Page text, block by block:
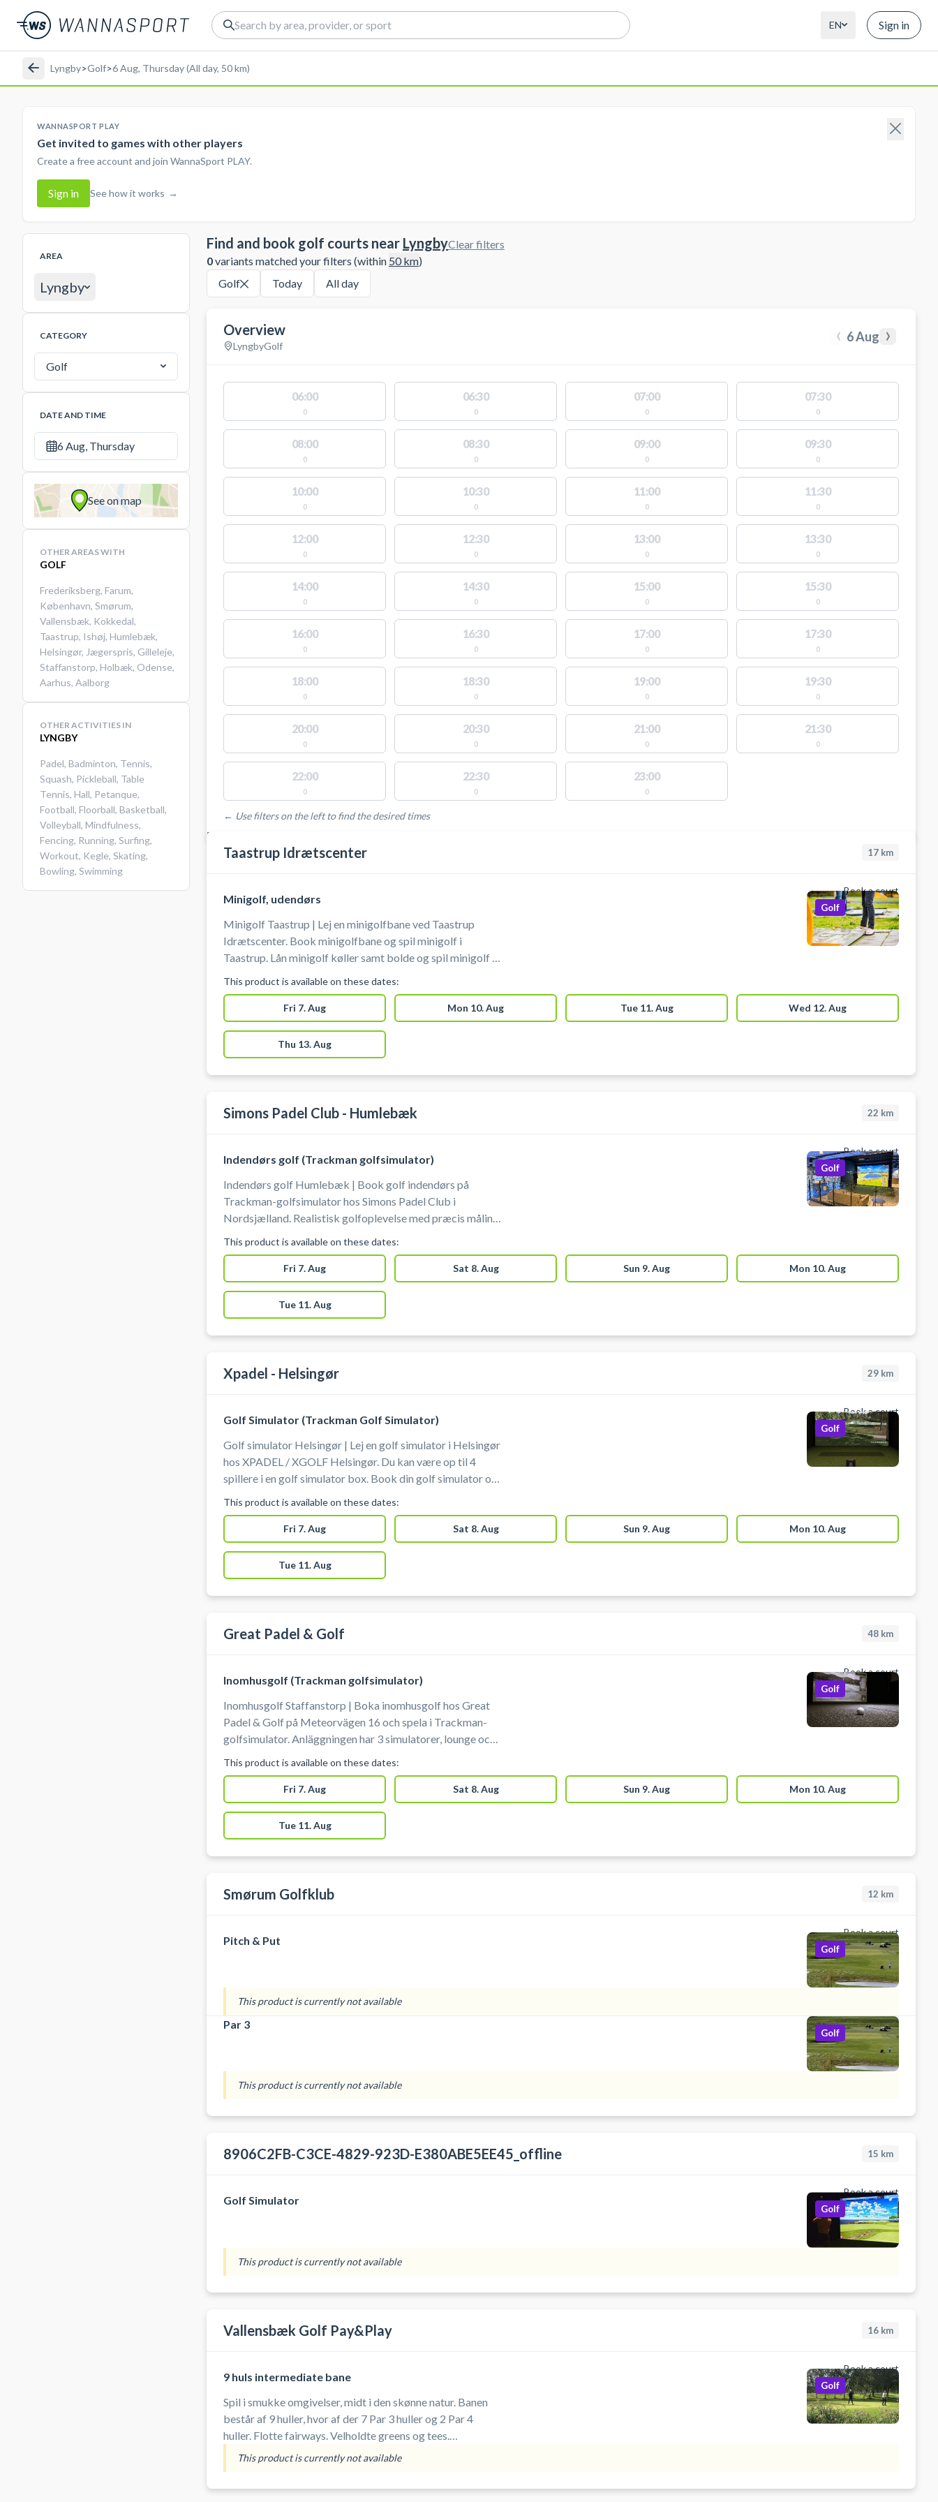
EN Sign in
Lyngby>Golf>6 Aug, Thursday (All day, 50 km)
WANNASPORT PLAY
Get invited to games with other players
Create a free account and join WannaSport PLAY.
Sign in See how it works →
AREA
Lyngby
CATEGORY
Golf
DATE AND TIME
6 Aug, Thursday
See on map
OTHER AREAS WITH
GOLF
Frederiksberg, Farum,
København, Smørum,
Vallensbæk, Kokkedal,
Taastrup, Ishøj, Humlebæk,
Helsingør, Jægerspris, Gilleleje,
Staffanstorp, Holbæk, Odense,
Aarhus, Aalborg
OTHER ACTIVITIES IN
LYNGBY
Padel, Badminton, Tennis,
Squash, Pickleball, Table
Tennis, Hall, Petanque,
Football, Floorball, Basketball,
Volleyball, Mindfulness,
Fencing, Running, Surfing,
Workout, Kegle, Skating,
Bowling, Swimming
Find and book golf courts near Lyngby
0variants matched your filters (within 50km)
Clear filters
Golf Today All day
Overview
LyngbyGolf ‹ 6 Aug ›
06:00
0
06:30
0
07:00
0
07:30
0
08:00
0
08:30
0
09:00
0
09:30
0
10:00
0
10:30
0
11:00
0
11:30
0
12:00
0
12:30
0
13:00
0
13:30
0
14:00
0
14:30
0
15:00
0
15:30
0
16:00
0
16:30
0
17:00
0
17:30
0
18:00
0
18:30
0
19:00
0
19:30
0
20:00
0
20:30
0
21:00
0
21:30
0
22:00
0
22:30
0
23:00
0
← Use filters on the left to find the desired times
FACILITIES WITH AVAILABLE ACTIVITIES
Taastrup Idrætscenter 17 km
Book a court
Minigolf, udendørs
Minigolf Taastrup | Lej en minigolfbane ved Taastrup
Idrætscenter. Book minigolfbane og spil minigolf i
Taastrup. Lån minigolf køller samt bolde og spil minigolf i
Taastrup.
Golf
This product is available on these dates:
Fri 7. Aug Mon 10. Aug Tue 11. Aug Wed 12. Aug
Thu 13. Aug
Simons Padel Club - Humlebæk 22 km
Book a court
Indendørs golf (Trackman golfsimulator)
Indendørs golf Humlebæk | Book golf indendørs på
Trackman-golfsimulator hos Simons Padel Club i
Nordsjælland. Realistisk golfoplevelse med præcis måling
omgivelser. Perfekt til både hygge og seriøs træning året
rundt. Book din golfsimulator og spil indendørs golf i
Humlebæk hos Simons Padel Club beliggende på
Kromosevej 7, 3050 Humlebæk - tæt på Fredensborg,
Nivå og Espergærde.
Golf
This product is available on these dates:
Fri 7. Aug Sat 8. Aug Sun 9. Aug Mon 10. Aug
Tue 11. Aug
Xpadel - Helsingør 29 km
Book a court
Golf Simulator (Trackman Golf Simulator)
Golf simulator Helsingør | Lej en golf simulator i Helsingør
hos XPADEL / XGOLF Helsingør. Du kan være op til 4
spillere i en golf simulator box. Book din golf simulator og
Trackman golfsimulatorer som du finder hos XGOLF i
ind i et lærred og hvor en TrackMan måler boldens og
køllens data via radarteknologi. #spil-golf-simulator
#book-golf-trackman #book-trackman-nordsjaelland
Golf
This product is available on these dates:
Fri 7. Aug Sat 8. Aug Sun 9. Aug Mon 10. Aug
Tue 11. Aug
Great Padel & Golf 48 km
Book a court
Inomhusgolf (Trackman golfsimulator)
Inomhusgolf Staffanstorp | Boka inomhusgolf hos Great
Padel & Golf på Meteorvägen 16 och spela i Trackman-
golfsimulator. Anläggningen har 3 simulatorer, lounge och
Golf
This product is available on these dates:
Fri 7. Aug Sat 8. Aug Sun 9. Aug Mon 10. Aug
Tue 11. Aug
Smørum Golfklub 12 km
Book a court
Pitch & Put
Golf
This product is currently not available
Par 3
Golf
This product is currently not available
8906C2FB-C3CE-4829-923D-E380ABE5EE45_offline 15 km
Book a court
Golf Simulator
Golf
This product is currently not available
Vallensbæk Golf Pay&Play 16 km
Book a court
9 huls intermediate bane
Spil i smukke omgivelser, midt i den skønne natur. Banen
består af 9 huller, hvor af der 7 Par 3 huller og 2 Par 4
huller. Flotte fairways. Velholdte greens og tees.
Udfordringer for alle, uanset
Golf
This product is currently not available